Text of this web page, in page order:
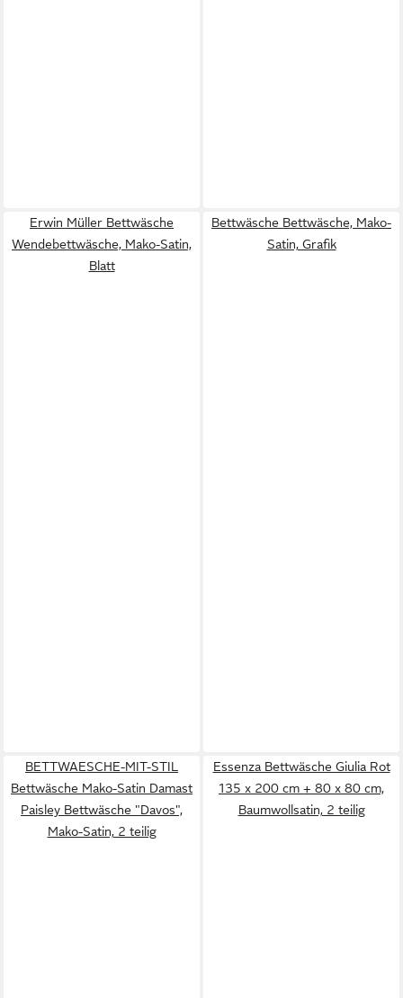
Erwin Müller Bettwäsche
Wendebettwäsche, Mako-Satin,
Blatt
Bettwäsche Bettwäsche, Mako-
Satin, Grafik
BETTWAESCHE-MIT-STIL
Bettwäsche Mako-Satin Damast
Paisley Bettwäsche "Davos",
Mako-Satin, 2 teilig
Essenza Bettwäsche Giulia Rot
135 x 200 cm + 80 x 80 cm,
Baumwollsatin, 2 teilig